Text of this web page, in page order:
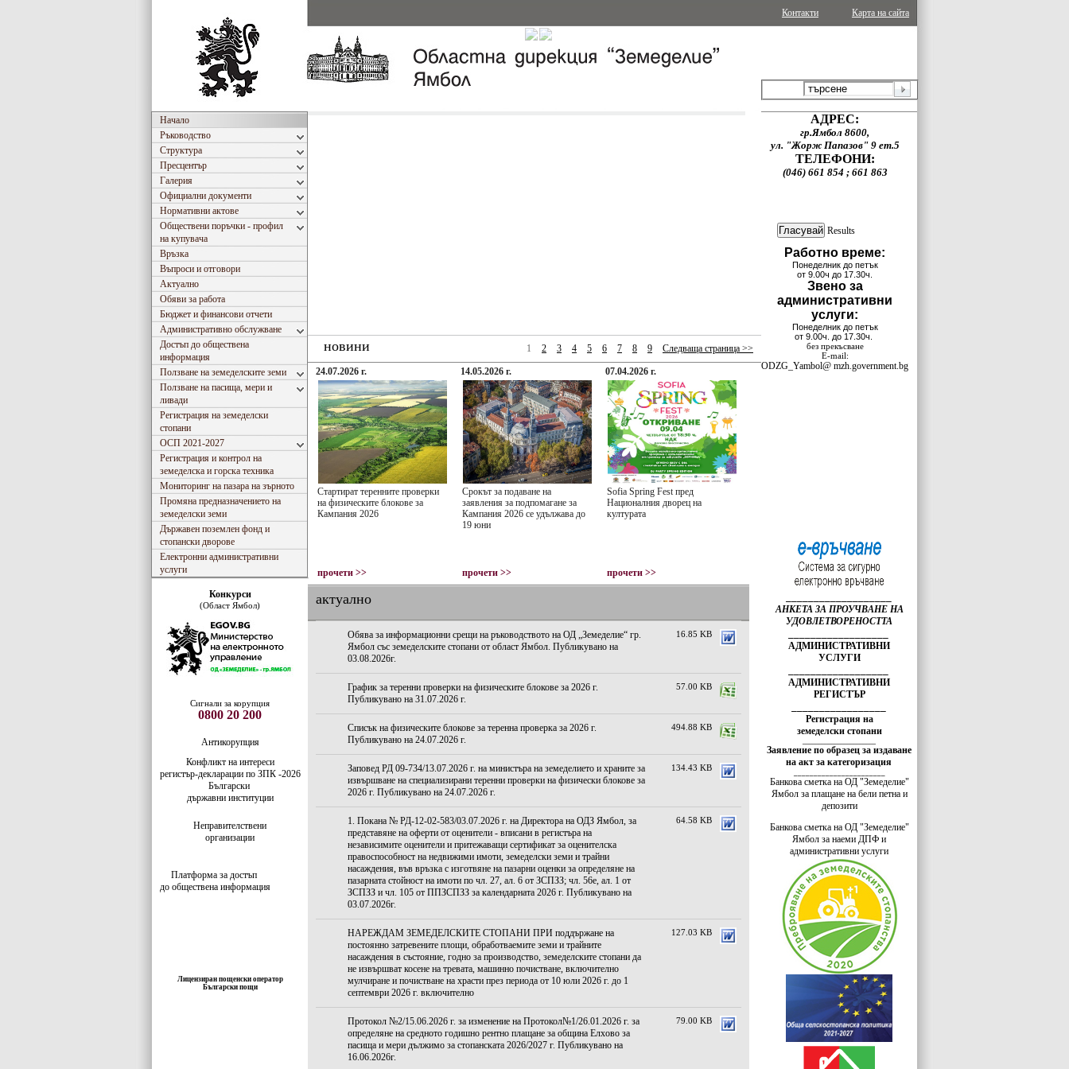
Карта на сайта
Контакти
Начало
Ръководство
Структура
Пресцентър
Галерия
Официални документи
Нормативни актове
Обществени поръчки - профил
на купувача
Връзка
Въпроси и отговори
Актуално
Обяви за работа
Бюджет и финансови отчети
Административно обслужване
Достъп до обществена
информация
Ползване на земеделските земи
Ползване на пасища, мери и
ливади
Регистрация на земеделски
стопани
ОСП 2021-2027
Регистрация и контрол на
земеделска и горска техника
Мониторинг на пазара на зърното
Промяна предназначението на
земеделски земи
Държавен поземлен фонд и
стопански дворове
Електронни административни
услуги
Конкурси
(Област Ямбол)
Сигнали за корупция
0800 20 200
Антикорупция
Конфликт на интереси
регистър-деклaрации по ЗПК -2026
Български
държавни институции
Неправителствени
организации
Платформа за достъп
до обществена информация
Лицензиран пощенски оператор
Български пощи
новини
24.07.2026 г.
Стартират теренните проверки
на физическите блокове за
Кампания 2026
прочети >>
14.05.2026 г.
Срокът за подаване на
заявления за подпомагане за
Кампания 2026 се удължава до
19 юни
прочети >>
07.04.2026 г.
Sofia Spring Fest пред
Националния дворец на
културата
прочети >>
1 2 3 4 5 6 7 8 9 Следваща страница >>
актуално
Обява за информационни срещи на ръководството на ОД „Земеделие“ гр.
Ямбол със земеделските стопани от област Ямбол. Публикувано на
03.08.2026г.
16.85 KB
График за теренни проверки на физическите блокове за 2026 г.
Публикувано на 31.07.2026 г.
57.00 KB
Списък на физическите блокове за теренна проверка за 2026 г.
Публикувано на 24.07.2026 г.
494.88 KB
Заповед РД 09-734/13.07.2026 г. на министъра на земеделието и храните за
извършване на специализирани теренни проверки на физически блокове за
2026 г. Публикувано на 24.07.2026 г.
134.43 KB
1. Покана № РД-12-02-583/03.07.2026 г. на Директора на ОДЗ Ямбол, за
представяне на оферти от оценители - вписани в регистъра на
независимите оценители и притежаващи сертификат за оценителска
правоспособност на недвижими имоти, земеделски земи и трайни
насаждения, във връзка с изготвяне на пазарни оценки за определяне на
пазарната стойност на имоти по чл. 27, ал. 6 от ЗСПЗЗ; чл. 56е, ал. 1 от
ЗСПЗЗ и чл. 105 от ППЗСПЗЗ за календарната 2026 г. Публикувано на
03.07.2026г.
64.58 KB
НАРЕЖДАМ ЗЕМЕДЕЛСКИТЕ СТОПАНИ ПРИ поддържане на
постоянно затревените площи, обработваемите земи и трайните
насаждения в състояние, годно за производство, земеделските стопани да
не извършват косене на тревата, машинно почистване, включително
мулчиране и почистване на храсти през периода от 10 юли 2026 г. до 1
септември 2026 г. включително
127.03 KB
Протокол №2/15.06.2026 г. за изменение на Протокол№1/26.01.2026 г. за
определяне на средното годишно рентно плащане за община Елхово за
пасища и мери дължимо за стопанската 2026/2027 г. Публикувано на
16.06.2026г.
79.00 KB
АДРЕС:
гр.Ямбол 8600,
ул. "Жорж Папазов" 9 ет.5
ТЕЛЕФОНИ:
(046) 661 854 ; 661 863
Работно време:
Понеделник до петък
от 9.00ч до 17.30ч.
Звено за
административни
услуги:
Понеделник до петък
от 9.00ч. до 17.30ч.
без прекъсване
E-mail:
ODZG_Yambol@ mzh.government.bg
Results
АНКЕТА ЗА ПРОУЧВАНЕ НА
УДОВЛЕТВОРЕНОСТТА
АДМИНИСТРАТИВНИ
УСЛУГИ
АДМИНИСТРАТИВНИ
РЕГИСТЪР
Регистрация на
земеделски стопани
Заявление по образец за издаване
на акт за категоризация
Банкова сметка на ОД "Земеделие"
Ямбол за плащане на бели петна и
депозити
Банкова сметка на ОД "Земеделие"
Ямбол за наеми ДПФ и
административни услуги